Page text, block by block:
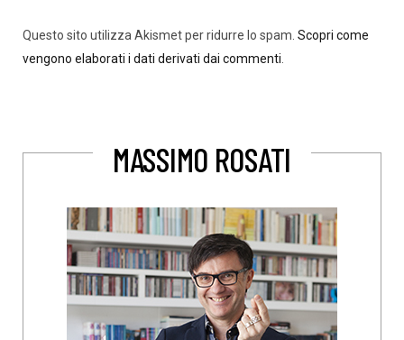
Questo sito utilizza Akismet per ridurre lo spam. Scopri come
vengono elaborati i dati derivati dai commenti
MASSIMO ROSATI